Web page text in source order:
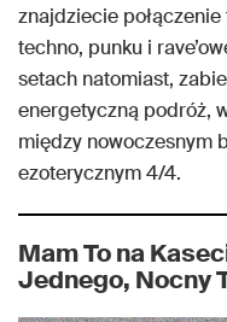
znajdziecie
techno, punku i
setach natomiast,
energetyczną podróż,
między nowoczesnym
ezoterycznym 4/4.
Mam To na
Jednego, Nocny